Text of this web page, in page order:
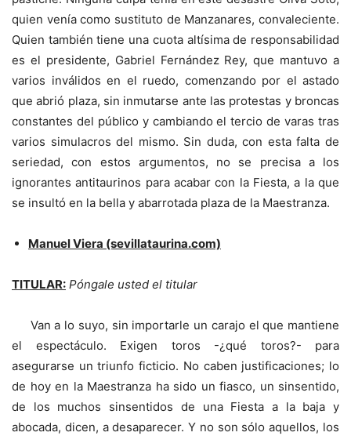
quien venía como sustituto de Manzanares, convaleciente.
Quien también tiene una cuota altísima de responsabilidad
es el presidente, Gabriel Fernández Rey, que mantuvo a
varios inválidos en el ruedo, comenzando por el astado
que abrió plaza, sin inmutarse ante las protestas y broncas
constantes del público y cambiando el tercio de varas tras
varios simulacros del mismo. Sin duda, con esta falta de
seriedad, con estos argumentos, no se precisa a los
ignorantes antitaurinos para acabar con la Fiesta, a la que
se insultó en la bella y abarrotada plaza de la Maestranza.
Manuel Viera (sevillataurina.com)
TITULAR: Póngale usted el titular
Van a lo suyo, sin importarle un carajo el que mantiene
el espectáculo. Exigen toros -¿qué toros?- para
asegurarse un triunfo ficticio. No caben justificaciones; lo
de hoy en la Maestranza ha sido un fiasco, un sinsentido,
de los muchos sinsentidos de una Fiesta a la baja y
abocada, dicen, a desaparecer. Y no son sólo aquellos, los